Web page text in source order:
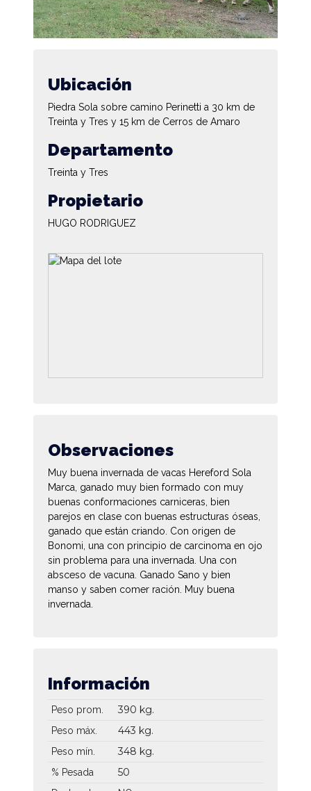
Ubicación
Piedra Sola sobre camino Perinetti a 30 km de
Treinta y Tres y 15 km de Cerros de Amaro
Departamento
Treinta y Tres
Propietario
HUGO RODRIGUEZ
Observaciones
Muy buena invernada de vacas Hereford Sola
Marca, ganado muy bien formado con muy
buenas conformaciones carniceras, bien
parejos en clase con buenas estructuras óseas,
ganado que están criando. Con origen de
Bonomi, una con principio de carcinoma en ojo
sin problema para una invernada. Una con
absceso de vacuna. Ganado Sano y bien
manso y saben comer ración. Muy buena
invernada.
Información
Peso prom. 390 kg.
Peso máx. 443 kg.
Peso mín. 348 kg.
% Pesada 50